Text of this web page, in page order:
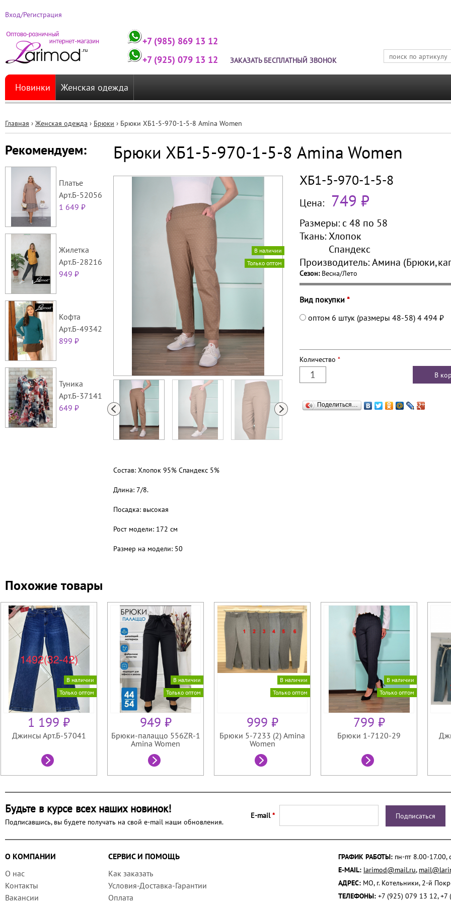
Вход/Регистрация
+7 (985) 869 13 12
+7 (925) 079 13 12
ЗАКАЗАТЬ БЕСПЛАТНЫЙ ЗВОНОК
Новинки Женская одежда
Главная › Женская одежда › Брюки › Брюки ХБ1-5-970-1-5-8 Amina Women
Рекомендуем:
Платье
Арт.Б-52056
1 649 ₽
Жилетка
Арт.Б-28216
949 ₽
Кофта
Арт.Б-49342
899 ₽
Туника
Арт.Б-37141
649 ₽
Брюки ХБ1-5-970-1-5-8 Amina Women
Только оптом
В наличии
ХБ1-5-970-1-5-8
Цена: 749 ₽
Размеры: с 48 по 58
Ткань:Хлопок
Спандекс
Производитель:Амина
Сезон: Весна/Лето
Вид покупки *
оптом 6 штук (размеры 48-58) 4 494 ₽
Количество *
Поделиться…
Состав: Хлопок 95% Спандекс 5%
Длина: 7/8.
Посадка: высокая
Рост модели: 172 см
Размер на модели: 50
Похожие товары
В наличии
Только оптом
1 199 ₽
Джинсы Арт.Б-57041
В наличии
Только оптом
949 ₽
Брюки-палаццо 556ZR-1
Amina Women
В наличии
Только оптом
999 ₽
Брюки 5-7233 (2) Amina
Women
В наличии
Только оптом
799 ₽
Брюки 1-7120-29
Будьте в курсе всех наших новинок!
Подписавшись, вы будете получать на свой e-mail наши обновления.
E-mail*
О КОМПАНИИ
СЕРВИС И ПОМОЩЬ
О нас
Контакты
Вакансии
Как заказать
Условия-Доставка-Гарантии
Оплата
ГРАФИК РАБОТЫ: пн-пт 8.00-17.00,
E-MAIL: larimod@mail.ru,
АДРЕС: МО, г. Котельники, 2-й
ТЕЛЕФОНЫ: +7 (925) 079 13 12,